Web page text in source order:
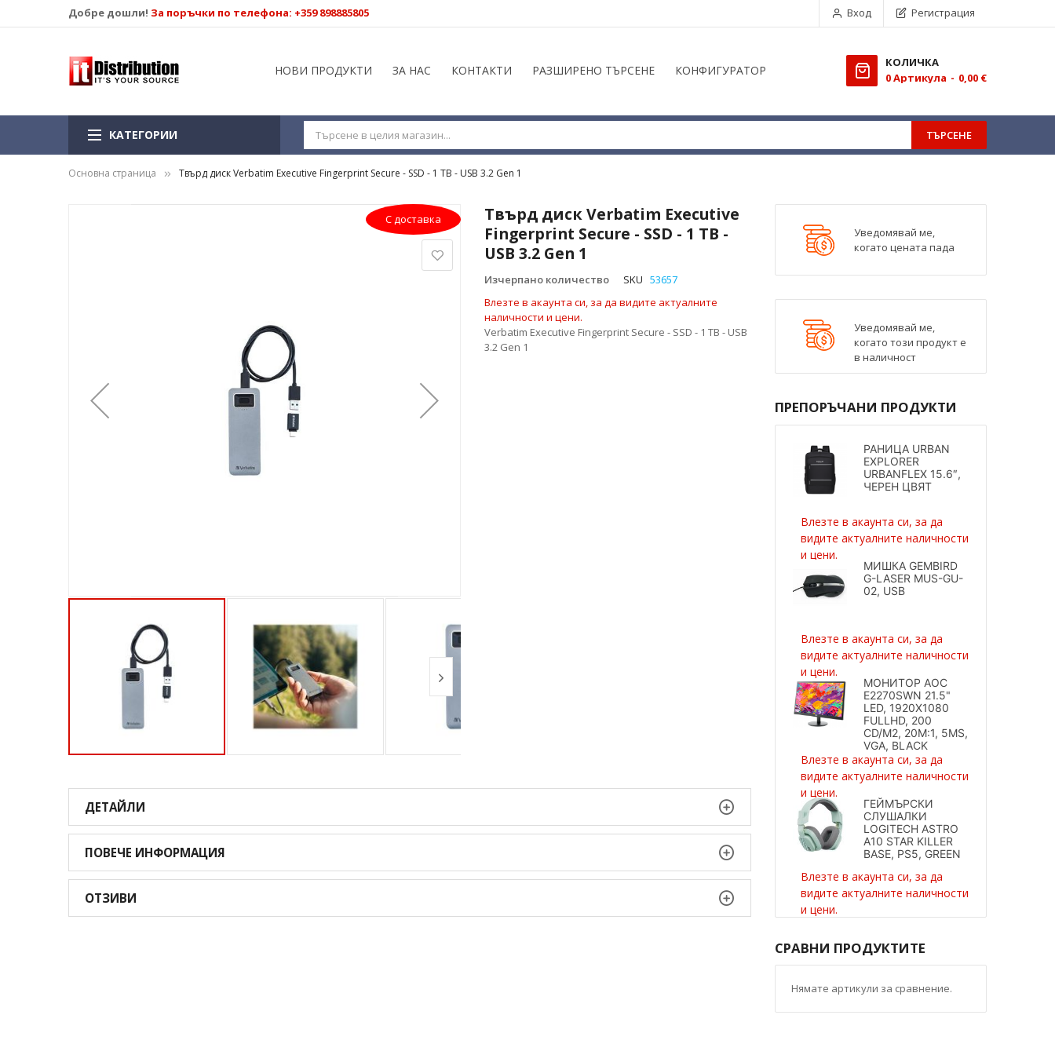
Добре дошли! За поръчки по телефона: +359 898885805 Вход Регистрация
НОВИ ПРОДУКТИ ЗА НАС КОНТАКТИ РАЗШИРЕНО ТЪРСЕНЕ КОНФИГУРАТОР
КОЛИЧКА
0Aртикула 0,00 €
КАТЕГОРИИ ТЪРСЕНЕ
Основна страница Твърд диск Verbatim Executive Fingerprint Secure - SSD - 1 TB - USB 3.2 Gen 1
Твърд диск Verbatim Executive
Fingerprint Secure - SSD - 1 TB -
USB 3.2 Gen 1
Изчерпано количество SKU 53657
Влезте в акаунта си, за да видите актуалните
наличности и цени.
Verbatim Executive Fingerprint Secure - SSD - 1 TB - USB
3.2 Gen 1
С доставка
началото
галерия
със
снимки
ДЕТАЙЛИ
ПОВЕЧЕ ИНФОРМАЦИЯ
ОТЗИВИ
Уведомявай ме,
когато цената пада
Уведомявай ме,
когато този продукт е
в наличност
ПРЕПОРЪЧАНИ ПРОДУКТИ
РАНИЦА URBAN
EXPLORER
URBANFLEX 15.6″,
ЧЕРЕН ЦВЯТ
Влезте в акаунта си, за да
видите актуалните наличности
и цени.
МИШКА GEMBIRD
G-LASER MUS-GU-
02, USB
Влезте в акаунта си, за да
видите актуалните наличности
и цени.
МОНИТОР AOC
E2270SWN 21.5"
LED, 1920X1080
FULLHD, 200
CD/M2, 20M:1, 5MS,
VGA, BLACK
Влезте в акаунта си, за да
видите актуалните наличности
и цени.
ГЕЙМЪРСКИ
СЛУШАЛКИ
LOGITECH ASTRO
A10 STAR KILLER
BASE, PS5, GREEN
Влезте в акаунта си, за да
видите актуалните наличности
и цени.
СРАВНИ ПРОДУКТИТЕ
Нямате артикули за сравнение.